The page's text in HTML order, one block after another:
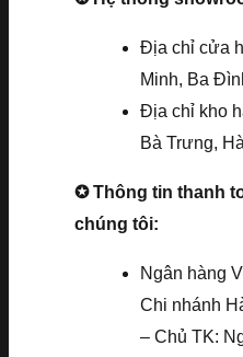
Địa chỉ cửa
Minh, Ba
Địa chỉ kho
Bà Trưng,
✪ Thông tin thanh
chúng tôi:
Ngân hàng
Chi nhánh
– Chủ TK: